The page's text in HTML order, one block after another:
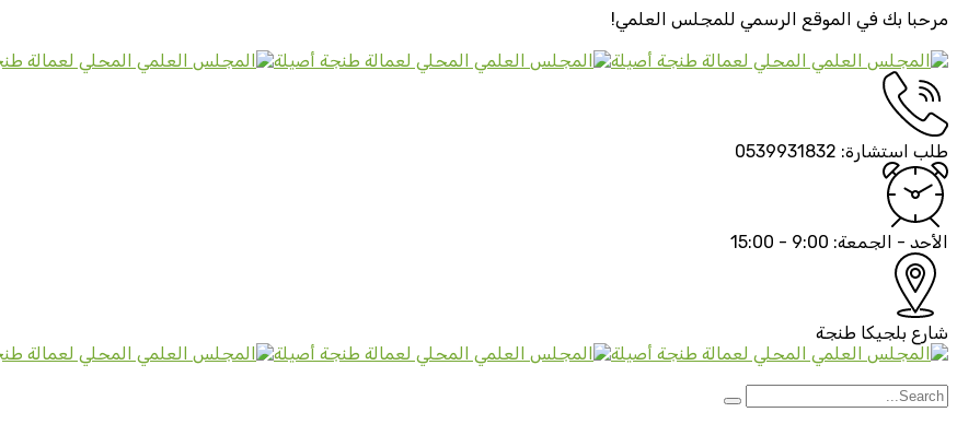
مرحبا بك في الموقع الرسمي للمجلس العلمي!
طلب استشارة: 0539931832
الأحد - الجمعة: 9:00 - 15:00
شارع بلجيكا طنجة